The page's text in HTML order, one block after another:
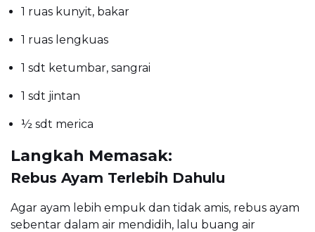
1 ruas kunyit, bakar
1 ruas lengkuas
1 sdt ketumbar, sangrai
1 sdt jintan
½ sdt merica
Langkah Memasak:
Rebus Ayam Terlebih Dahulu
Agar ayam lebih empuk dan tidak amis, rebus ayam
sebentar dalam air mendidih, lalu buang air